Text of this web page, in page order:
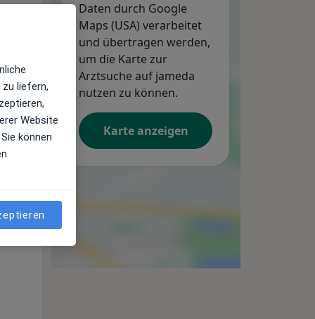
Mi,
12 Aug
Do,
13 Aug
Daten durch Google
Maps (USA) verarbeitet
und übertragen werden,
um die Karte zur
Arztsuche auf jameda
nutzen zu können.
Karte anzeigen
liefern,
Website
können